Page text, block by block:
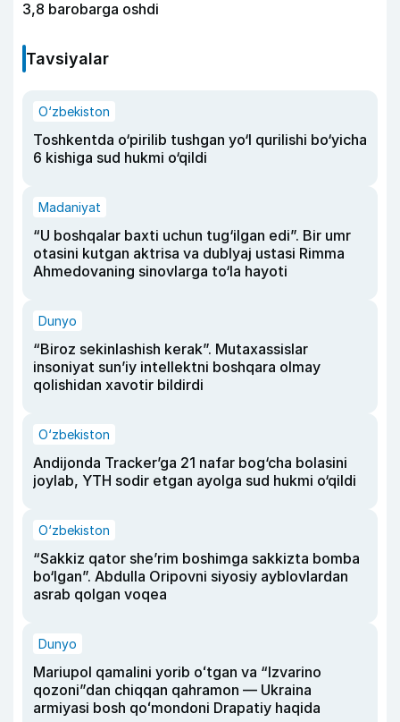
3,8 barobarga oshdi
Tavsiyalar
O‘zbekiston
Toshkentda o‘pirilib tushgan yo‘l qurilishi bo‘yicha
6 kishiga sud hukmi o‘qildi
Madaniyat
“U boshqalar baxti uchun tug‘ilgan edi”. Bir umr
otasini kutgan aktrisa va dublyaj ustasi Rimma
Ahmedovaning sinovlarga to‘la hayoti
Dunyo
“Biroz sekinlashish kerak”. Mutaxassislar
insoniyat sun’iy intellektni boshqara olmay
qolishidan xavotir bildirdi
O‘zbekiston
Andijonda Tracker’ga 21 nafar bog‘cha bolasini
joylab, YTH sodir etgan ayolga sud hukmi o‘qildi
O‘zbekiston
“Sakkiz qator she’rim boshimga sakkizta bomba
bo‘lgan”. Abdulla Oripovni siyosiy ayblovlardan
asrab qolgan voqea
Dunyo
Mariupol qamalini yorib oʻtgan va “Izvarino
qozoni”dan chiqqan qahramon — Ukraina
armiyasi bosh qoʻmondoni Drapatiy haqida